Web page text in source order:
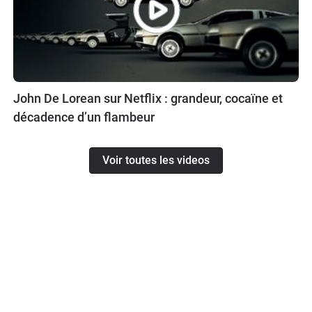
John De Lorean sur Netflix : grandeur, cocaïne et
décadence d’un flambeur
Voir toutes les videos